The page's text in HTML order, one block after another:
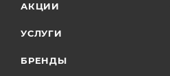
АКЦИИ
УСЛУГИ
БРЕНДЫ